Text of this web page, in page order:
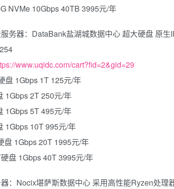
NVMe 10Gbps 40TB 3995元/年
务器：DataBank盐湖城数据中心 超大硬盘 原生
www.uqidc.com/cart?fid=2&gid=29
盘 1Gbps 1T 125元/年
1Gbps 2T 250元/年
1Gbps 5T 495元/年
1Gbps 10T 995元/年
盘 1Gbps 20T 1995元/年
盘 1Gbps 40T 3995元/年
：Nocix堪萨斯数据中心 采用高性能Ryzen处理